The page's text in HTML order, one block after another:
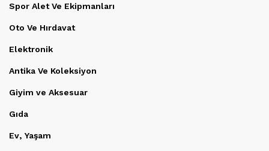
Spor Alet Ve Ekipmanları
Oto Ve Hırdavat
Elektronik
Antika Ve Koleksiyon
Giyim ve Aksesuar
Gıda
Ev, Yaşam